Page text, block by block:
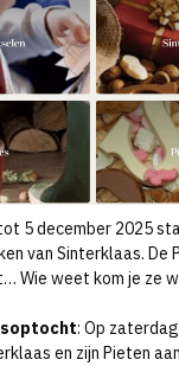
5 december 2025
van Sinterklaas. De
Wie weet kom je ze
: Op
en zijn Pieten